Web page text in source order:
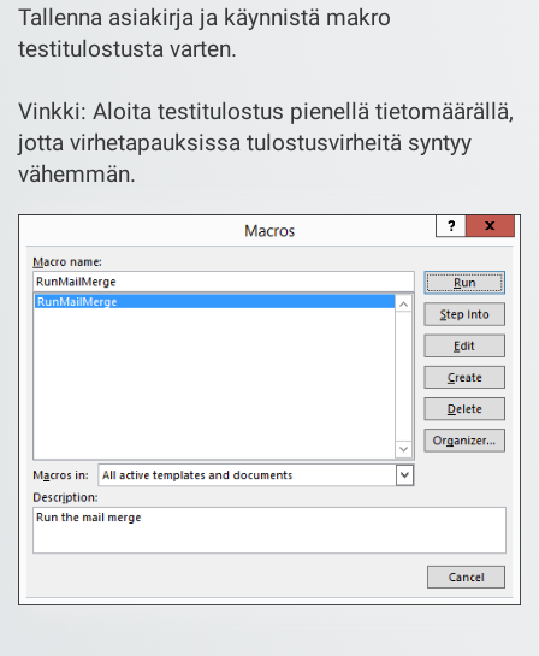
Tallenna asiakirja ja käynnistä makro
testitulostusta varten.
Vinkki: Aloita testitulostus pienellä tietomäärällä,
jotta virhetapauksissa tulostusvirheitä syntyy
vähemmän.